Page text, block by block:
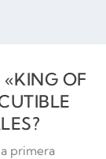
«KING OF
primera